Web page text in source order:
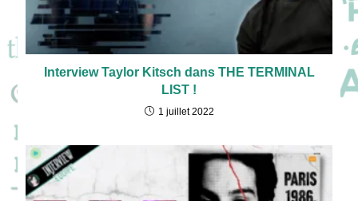
Interview Taylor Kitsch dans THE TERMINAL
LIST !
1 juillet 2022